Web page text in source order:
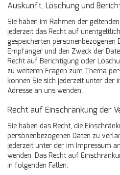
Auskunft, Löschung und
Sie haben im Rahmen der
jederzeit das Recht auf
gespeicherten personenbezogenen
Empfänger und den Zweck der
Recht auf Berichtigung oder
zu weiteren Fragen zum Thema
können Sie sich jederzeit unter der
Adresse an uns wenden.
Recht auf Einschränkung der
Sie haben das Recht, die
personenbezogenen Daten zu
jederzeit unter der im Impressum
wenden. Das Recht auf
in folgenden Fällen: